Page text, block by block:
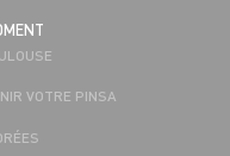
VOTRE PINSA